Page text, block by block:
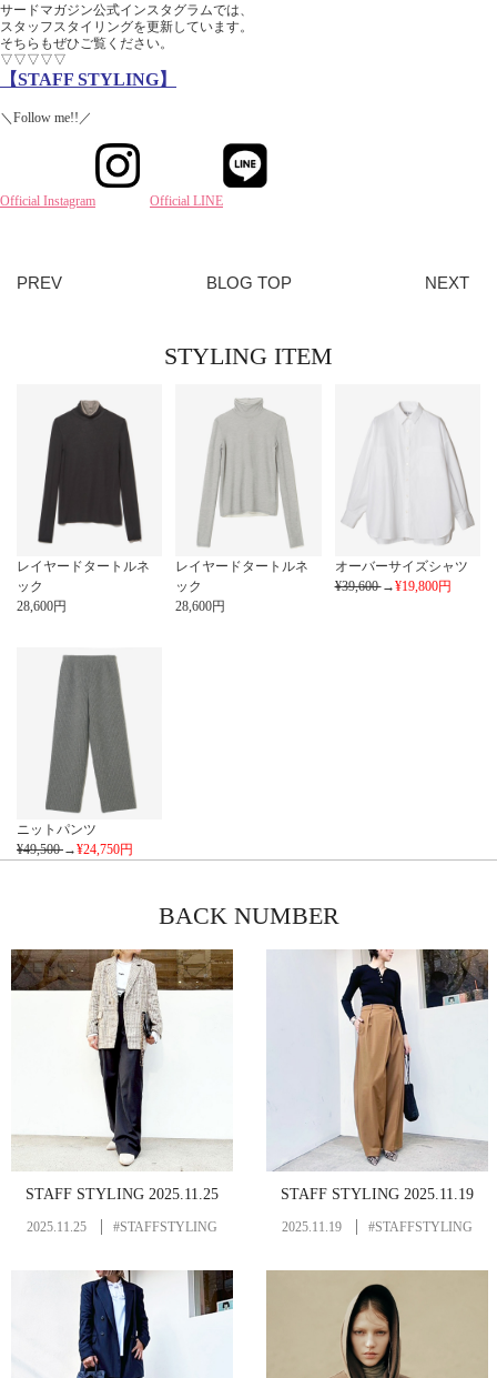
サードマガジン公式インスタグラムでは、
スタッフスタイリングを更新しています。
そちらもぜひご覧ください。
▽▽▽▽▽
【STAFF STYLING】
＼Follow me!!／
Official Instagram Official LINE
BLOG TOP
PREV NEXT
STYLING ITEM
レイヤードタートルネ
ック
28,600円
レイヤードタートルネ
ック
28,600円
オーバーサイズシャツ
¥39,600→¥19,800円
ニットパンツ
¥49,500→¥24,750円
BACK NUMBER
STAFF STYLING 2025.11.25
2025.11.25 #STAFFSTYLING
STAFF STYLING 2025.11.19
2025.11.19 #STAFFSTYLING